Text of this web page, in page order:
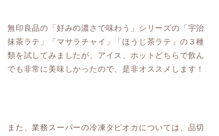
無印良品の「好みの濃さで味わう」シリーズの「宇治
抹茶ラテ」「マサラチャイ」「ほうじ茶ラテ」の３種
類を試してみましたが、アイス、ホットどちらで飲ん
でも非常に美味しかったので、是非オススメします！
また、業務スーパーの冷凍タピオカについては、品切